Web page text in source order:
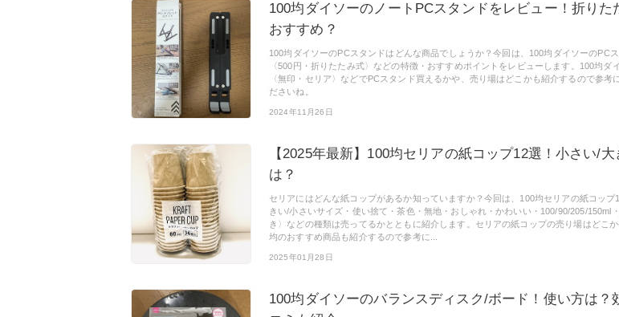
100均ダイソーのノートPCスタンドをレビュー！折りた
おすすめ？
100均ダイソーのPCスタンドはどんな商品でしょうか？今回は、100均ダイソーのPC
〈500円・折りたたみ式〉などの特徴・おすすめポイントをレビューします。100均ダ
〈無印・セリア〉などでPCスタンド買えるかや、売り場はどこかも紹介するので参考
ださいね。
2024年11月26日
【2025年最新】100均セリアの紙コップ12選！小さい/
は？
セリアにはどんな紙コップがあるか知っていますか？今回は、100均セリアの紙コップ
きい/小さいサイズ・使い捨て・茶色・無地・おしゃれ・かわいい・100/90/205/150ml
き〉などの種類は売ってるかとともに紹介します。セリアの紙コップの売り場はどこ
均のおすすめ商品も紹介するので参考に...
2025年01月28日
100均ダイソーのバランスディスク/ボード！使い方は？